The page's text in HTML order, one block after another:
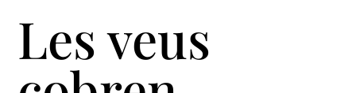
Les veus